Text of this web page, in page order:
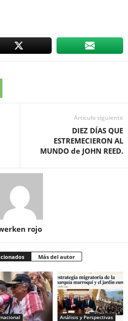
Artículo siguiente
DIEZ DÍAS QUE
ESTREMECIERON AL
MUNDO de JOHN REED.
rojo
Más del autor
Análisis y Perspectivas